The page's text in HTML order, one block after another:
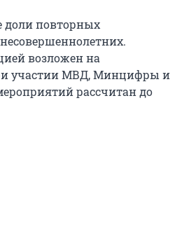
доли повторных
возложен на
участии МВД, Минцифры и
рассчитан до